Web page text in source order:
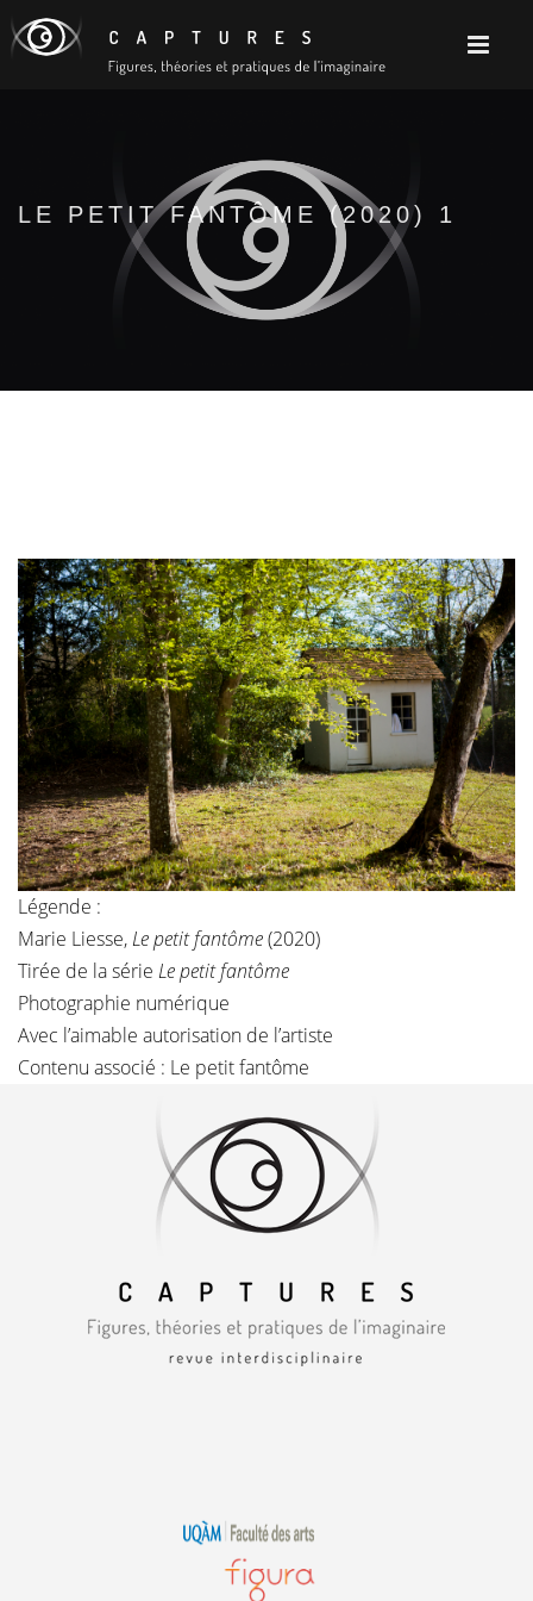
LE PETIT FANTÔME (2020) 1
Légende :
Marie Liesse,Le petit fantôme(2020)
Tirée de la série Le petit fantôme
Photographie numérique
Avec l’aimable autorisation de l’artiste
Contenu associé : Le petit fantôme